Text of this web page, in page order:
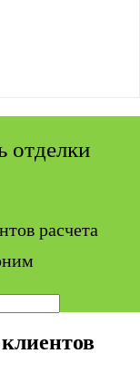
отделки
расчета